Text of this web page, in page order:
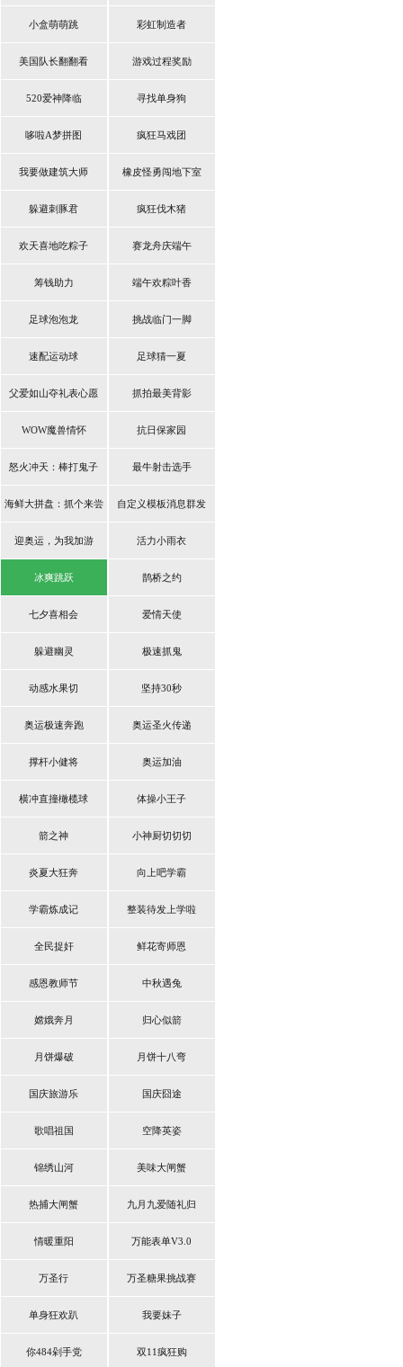
小盒萌萌跳 彩虹制造者
美国队长翻翻看 游戏过程奖励
520爱神降临 寻找单身狗
哆啦A梦拼图 疯狂马戏团
我要做建筑大师 橡皮怪勇闯地下室
躲避刺豚君 疯狂伐木猪
欢天喜地吃粽子 赛龙舟庆端午
筹钱助力 端午欢粽叶香
足球泡泡龙 挑战临门一脚
速配运动球 足球猜一夏
父爱如山夺礼表心愿 抓拍最美背影
WOW魔兽情怀 抗日保家园
怒火冲天：棒打鬼子 最牛射击选手
海鲜大拼盘：抓个来尝
鲜
自定义模板消息群发
迎奥运，为我加游 活力小雨衣
冰爽跳跃 鹊桥之约
七夕喜相会 爱情天使
躲避幽灵 极速抓鬼
动感水果切 坚持30秒
奥运极速奔跑 奥运圣火传递
撑杆小健将 奥运加油
横冲直撞橄榄球 体操小王子
箭之神 小神厨切切切
炎夏大狂奔 向上吧学霸
学霸炼成记 整装待发上学啦
全民捉奸 鲜花寄师恩
感恩教师节 中秋遇兔
嫦娥奔月 归心似箭
月饼爆破 月饼十八弯
国庆旅游乐 国庆囧途
歌唱祖国 空降英姿
锦绣山河 美味大闸蟹
热捕大闸蟹 九月九爱随礼归
情暖重阳 万能表单V3.0
万圣行 万圣糖果挑战赛
单身狂欢趴 我要妹子
你484剁手党 双11疯狂购